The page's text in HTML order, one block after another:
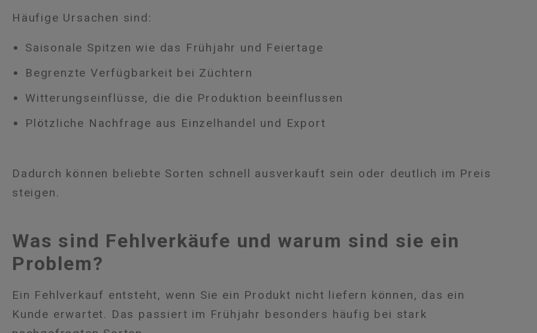
Häufige Ursachen sind:
Saisonale Spitzen wie das Frühjahr und Feiertage
Begrenzte Verfügbarkeit bei Züchtern
Witterungseinflüsse, die die Produktion beeinflussen
Plötzliche Nachfrage aus Einzelhandel und Export
Dadurch können beliebte Sorten schnell ausverkauft sein oder deutlich im Preis
steigen.
Was sind Fehlverkäufe und warum sind sie ein
Problem?
Ein Fehlverkauf entsteht, wenn Sie ein Produkt nicht liefern können, das ein
Kunde erwartet. Das passiert im Frühjahr besonders häufig bei stark